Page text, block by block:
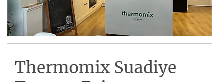
Thermomix Suadiye